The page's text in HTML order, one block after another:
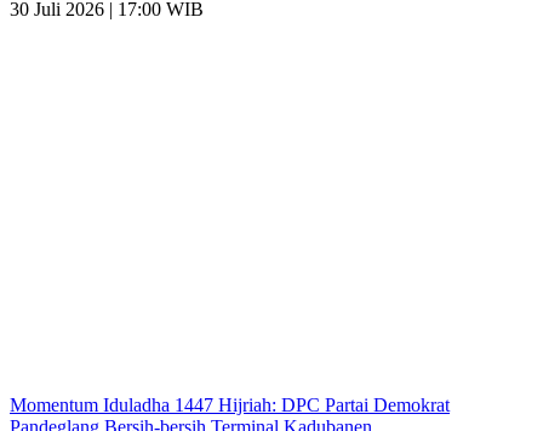
30 Juli 2026 | 17:00 WIB
Momentum Iduladha 1447 Hijriah: DPC Partai Demokrat
Pandeglang Bersih-bersih Terminal Kadubanen